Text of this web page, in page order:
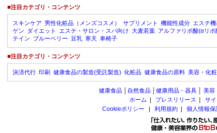
■注目カテゴリ・コンテンツ
スキンケア 男性化粧品（メンズコスメ） サプリメント 機能性成分 エステ
ゲン ダイエット エステ・サロン・スパ向け 大麦若葉 アルファリポ酸(αリポ
テイン ブルーベリー 豆乳 寒天 車椅子
■注目カテゴリ・コンテンツ
決済代行 印刷 健康食品の製造(受託製造) 化粧品 健康食品の原料 美容・化
健康食品 自然食品 健康用品・器具 美容
ホーム
プレスリリース
サ
Cookieポリシー
利用規約 個人情報